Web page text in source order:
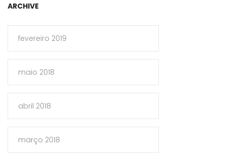
ARCHIVE
fevereiro 2019
maio 2018
abril 2018
março 2018